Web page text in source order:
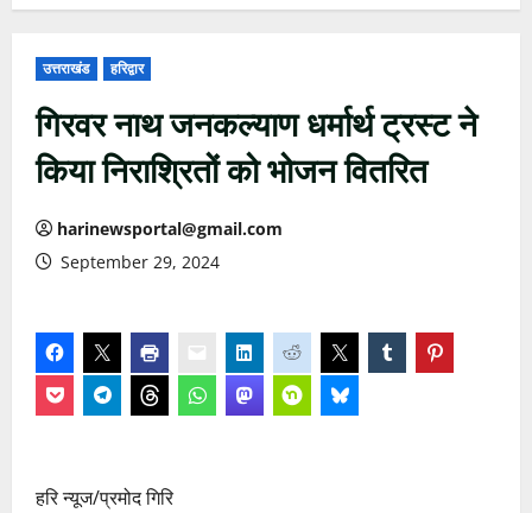
उत्तराखंड हरिद्वार
गिरवर नाथ जनकल्याण धर्मार्थ ट्रस्ट ने
किया निराश्रितों को भोजन वितरित
harinewsportal@gmail.com
September 29, 2024
हरि न्यूज/प्रमोद गिरि